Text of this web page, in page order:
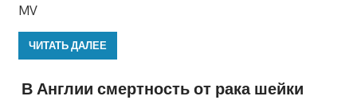
MV
ЧИТАТЬ ДАЛЕЕ
В Англии смертность от рака шейки